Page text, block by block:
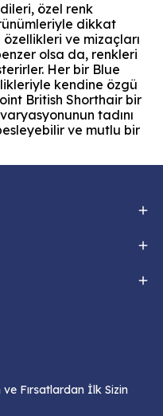
özel renk
dikkat
ve mizaçları
olsa da, renkleri
Her bir Blue
kendine özgü
British Shorthair bir
tadını
ve mutlu bir
Fırsatlardan İlk Sizin